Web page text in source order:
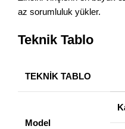
az sorumluluk yükler.
Teknik Tablo
TEKNİK TABLO
Model